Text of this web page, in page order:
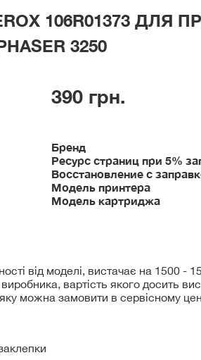
106R01373 ДЛЯ
3250
390 грн.
Бренд
Ресурс страниц при 5%
Восстановление с
Модель принтера
Модель картриджа
від моделі, вистачає на 1500 -
вартість якого досить
можна замовити в сервісному